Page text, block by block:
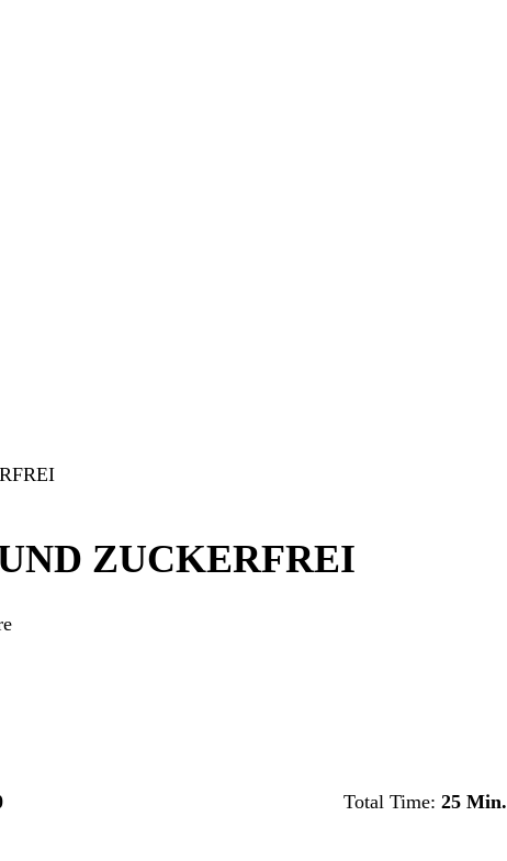
ZUCKERFREI
Total Time: 25 Min.